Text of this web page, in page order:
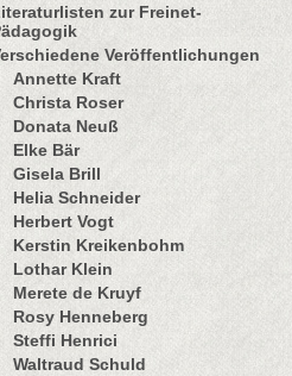
zur Freinet-
Veröffentlichungen
Annette Kraft
Christa Roser
Donata Neuß
Elke Bär
Gisela Brill
Helia Schneider
Herbert Vogt
Kerstin Kreikenbohm
Lothar Klein
Merete de Kruyf
Rosy Henneberg
Steffi Henrici
Waltraud Schuld